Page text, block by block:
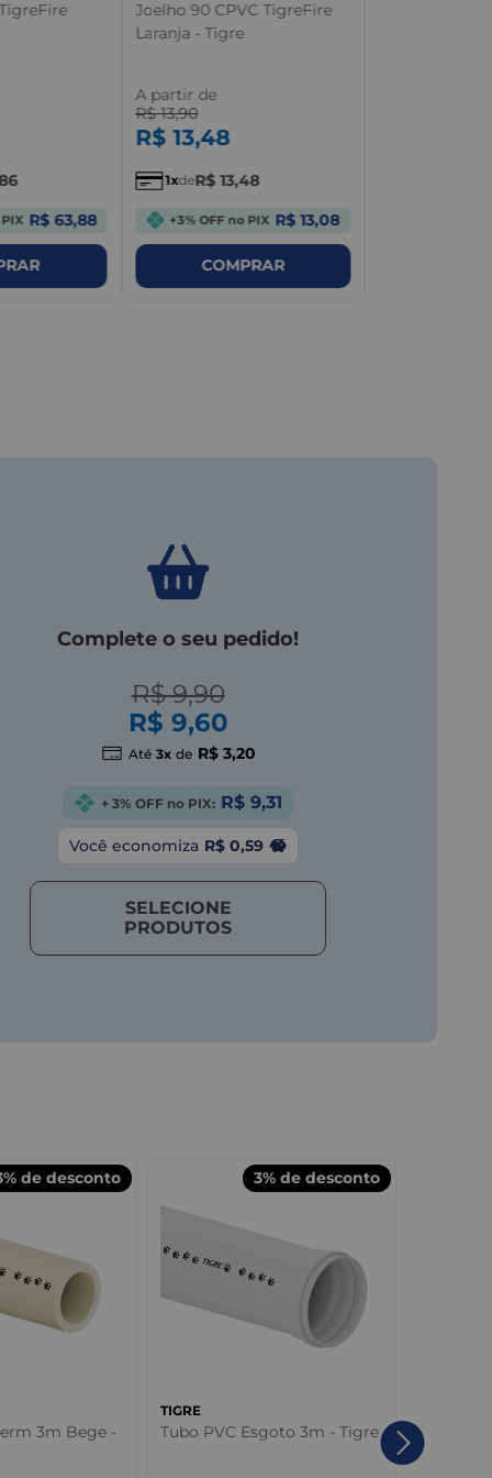
R$ 63,88
Joelho 90 CPVC TigreFire
Laranja - Tigre
A partir de
R$ 13,90
R$ 13,48
1 deR$ 13,48
+3% OFF no PIX R$ 13,08
COMPRAR
Complete o seu pedido!
R$ 9,90
R$ 9,60
Até 3x de R$ 3,20
+ 3% OFF no PIX: R$ 9,31
Você economiza R$ 0,59
SELECIONE
PRODUTOS
de desconto
3m Bege -
3% de desconto
TIGRE
Tubo PVC Esgoto 3m - Tigre
Rosca